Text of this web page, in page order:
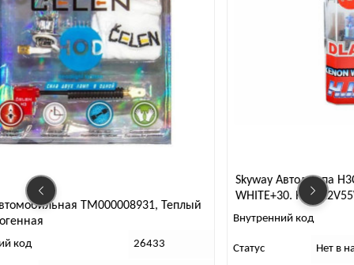
ТМ000008931, Теплый
код 26433
Skyway Автолампа
WHITE+30. H3C-
Внутренний код
Статус Нет в